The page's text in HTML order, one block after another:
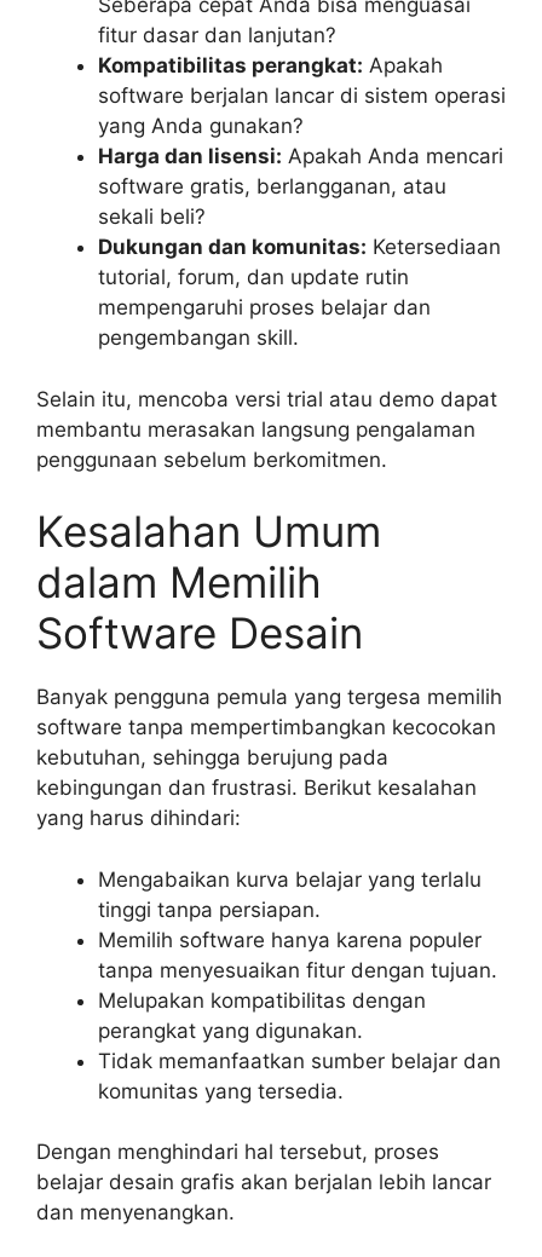
Seberapa cepat Anda bisa menguasai
fitur dasar dan lanjutan?
Kompatibilitas perangkat: Apakah
software berjalan lancar di sistem operasi
yang Anda gunakan?
Harga dan lisensi: Apakah Anda mencari
software gratis, berlangganan, atau
sekali beli?
Dukungan dan komunitas: Ketersediaan
tutorial, forum, dan update rutin
mempengaruhi proses belajar dan
pengembangan skill.
Selain itu, mencoba versi trial atau demo dapat
membantu merasakan langsung pengalaman
penggunaan sebelum berkomitmen.
Kesalahan Umum
dalam Memilih
Software Desain
Banyak pengguna pemula yang tergesa memilih
software tanpa mempertimbangkan kecocokan
kebutuhan, sehingga berujung pada
kebingungan dan frustrasi. Berikut kesalahan
yang harus dihindari:
Mengabaikan kurva belajar yang terlalu
tinggi tanpa persiapan.
Memilih software hanya karena populer
tanpa menyesuaikan fitur dengan tujuan.
Melupakan kompatibilitas dengan
perangkat yang digunakan.
Tidak memanfaatkan sumber belajar dan
komunitas yang tersedia.
Dengan menghindari hal tersebut, proses
belajar desain grafis akan berjalan lebih lancar
dan menyenangkan.